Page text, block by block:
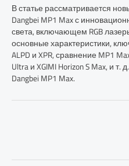
В статье рассматривается
Dangbei MP1 Max с
света, включающем RGB
основные характеристики,
ALPD и XPR, сравнение MP1
Ultra и XGIMI Horizon S Max, и
Dangbei MP1 Max.